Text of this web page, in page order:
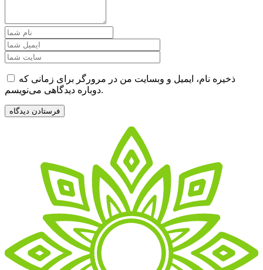
ذخیره نام، ایمیل و وبسایت من در مرورگر برای زمانی که
دوباره دیدگاهی می‌نویسم.